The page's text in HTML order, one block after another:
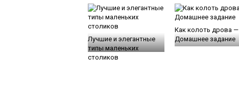
Лучшие и элегантные
типы маленьких
столиков
Как колоть дрова —
Домашнее задание